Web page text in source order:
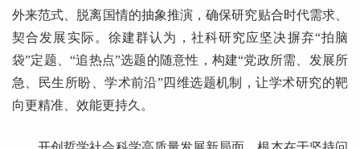
外来范式、脱离国情的抽象推演，确保研究贴合时代需求、
契合发展实际。徐建群认为，社科研究应坚决摒弃“拍脑
袋”定题、“追热点”选题的随意性，构建“党政所需、发展所
急、民生所盼、学术前沿”四维选题机制，让学术研究的靶
向更精准、效能更持久。